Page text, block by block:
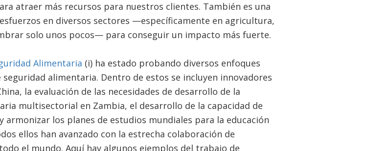
atraer más recursos para nuestros clientes. También es una
en diversos sectores —específicamente en agricultura,
solo unos pocos— para conseguir un impacto más fuerte.
Alimentaria (i) ha estado probando diversos enfoques
alimentaria. Dentro de estos se incluyen innovadores
la evaluación de las necesidades de desarrollo de la
multisectorial en Zambia, el desarrollo de la capacidad de
los planes de estudios mundiales para la educación
ellos han avanzado con la estrecha colaboración de
el mundo. Aquí hay algunos ejemplos del trabajo de